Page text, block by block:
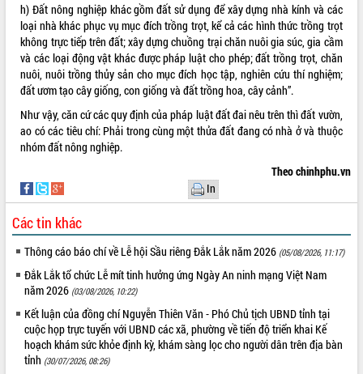
h) Đất nông nghiệp khác gồm đất sử dụng để xây dựng nhà kính và các
loại nhà khác phục vụ mục đích trồng trọt, kể cả các hình thức trồng trọt
không trực tiếp trên đất; xây dựng chuồng trại chăn nuôi gia súc, gia cầm
và các loại động vật khác được pháp luật cho phép; đất trồng trọt, chăn
nuôi, nuôi trồng thủy sản cho mục đích học tập, nghiên cứu thí nghiệm;
đất ươm tạo cây giống, con giống và đất trồng hoa, cây cảnh”.
Như vậy, căn cứ các quy định của pháp luật đất đai nêu trên thì đất vườn,
ao có các tiêu chí: Phải trong cùng một thửa đất đang có nhà ở và thuộc
nhóm đất nông nghiệp.
Theo chinhphu.vn
In
Các tin khác
Thông cáo báo chí về Lễ hội Sầu riêng Đắk Lắk năm 2026 (05/08/2026, 11:17)
Đắk Lắk tổ chức Lễ mít tinh hưởng ứng Ngày An ninh mạng Việt Nam
năm 2026 (03/08/2026, 10:22)
Kết luận của đồng chí Nguyễn Thiên Văn - Phó Chủ tịch UBND tỉnh tại
cuộc họp trực tuyến với UBND các xã, phường về tiến độ triển khai Kế
hoạch khám sức khỏe định kỳ, khám sàng lọc cho người dân trên địa bàn
tỉnh (30/07/2026, 08:26)